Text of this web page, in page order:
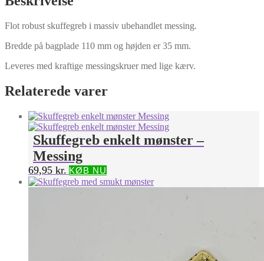
Flot robust skuffegreb i massiv ubehandlet messing.
Bredde på bagplade 110 mm og højden er 35 mm.
Leveres med kraftige messingskruer med lige kærv.
Relaterede varer
Skuffegreb enkelt mønster –
Messing
69,95 kr. KØB NU